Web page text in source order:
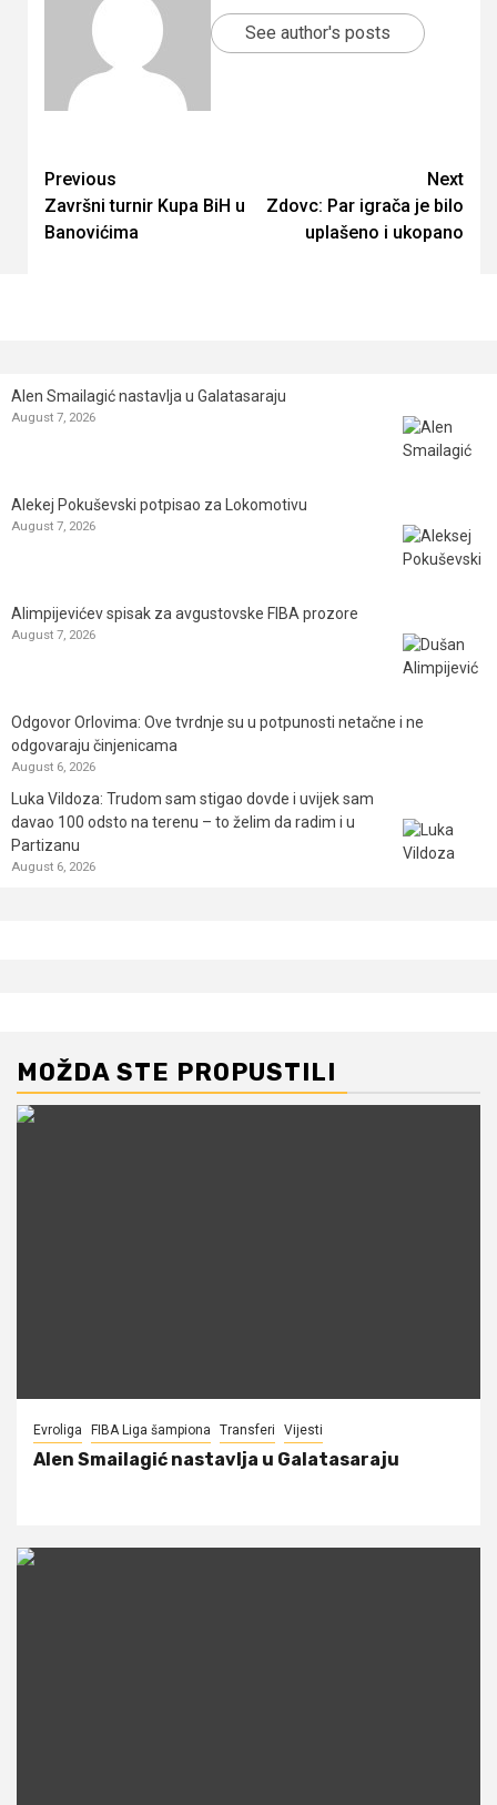
See author's posts
Continue
Reading
Previous
Završni turnir Kupa BiH u
Banovićima
Next
Zdovc: Par igrača je bilo
uplašeno i ukopano
Alen Smailagić nastavlja u Galatasaraju
August 7, 2026
Alekej Pokuševski potpisao za Lokomotivu
August 7, 2026
Alimpijevićev spisak za avgustovske FIBA prozore
August 7, 2026
Odgovor Orlovima: ​Ove tvrdnje su u potpunosti netačne i ne
odgovaraju činjenicama
August 6, 2026
Luka Vildoza: Trudom sam stigao dovde i uvijek sam
davao 100 odsto na terenu – to želim da radim i u
Partizanu
August 6, 2026
MOŽDA STE PROPUSTILI
Evroliga FIBA Liga šampiona Transferi Vijesti
Alen Smailagić nastavlja u Galatasaraju